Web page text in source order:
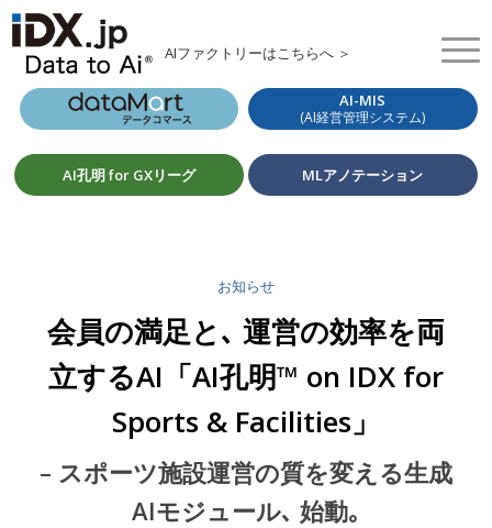
AIファクトリーはこちらへ ＞
AI-MIS
(AI経営管理システム)
AI孔明 for GXリーグ MLアノテーション
お知らせ
会員の満足と､ 運営の効率を両
立するAI「AI孔明™ on IDX for
Sports & Facilities」
– スポーツ施設運営の質を変える生成
AIモジュール､ 始動｡